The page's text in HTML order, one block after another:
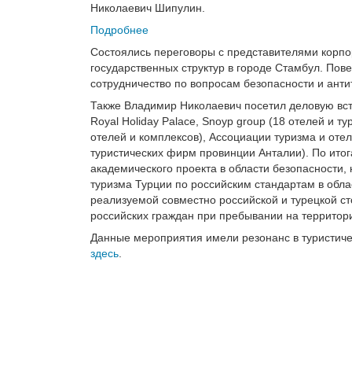
Николаевич Шипулин.
Подробнее
Состоялись переговоры с представителями
государственных структур в городе Стамбул.
сотрудничество по вопросам безопасности и
Также Владимир Николаевич посетил деловую
Royal Holiday Palace, Snoyp group (18 отелей и
отелей и комплексов), Ассоциации туризма и
туристических фирм провинции Анталии). По
академического проекта в области
туризма Турции по российским стандартам в
реализуемой совместно российской и турецкой
российских граждан при пребывании на
Данные мероприятия имели резонанс в
здесь